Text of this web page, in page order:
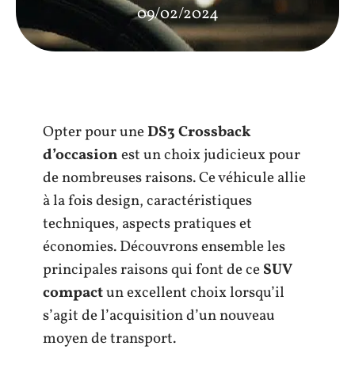
09/02/2024
Opter pour uneDS3 Crossback
d’occasionest un choix judicieux pour
de nombreuses raisons. Ce véhicule allie
à la fois design, caractéristiques
techniques, aspects pratiques et
économies. Découvrons ensemble les
principales raisons qui font de ceSUV
compactun excellent choix lorsqu’il
s’agit de l’acquisition d’un nouveau
moyen de transport.